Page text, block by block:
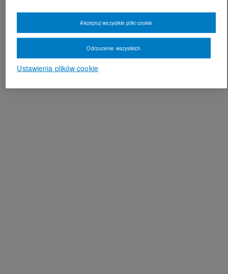
Ustawienia plików cookie
Odrzucenie wszystkich
Akceptuj wszystkie pliki cookie